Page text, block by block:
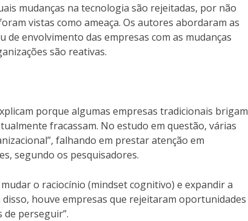
mudanças na tecnologia são rejeitadas, por não
vistas como ameaça. Os autores abordaram as
de envolvimento das empresas com as mudanças
são reativas.
porque algumas empresas tradicionais brigam
fracassam. No estudo em questão, várias
falhando em prestar atenção em
segundo os pesquisadores.
o raciocínio (mindset cognitivo) e expandir a
houve empresas que rejeitaram oportunidades
perseguir”.